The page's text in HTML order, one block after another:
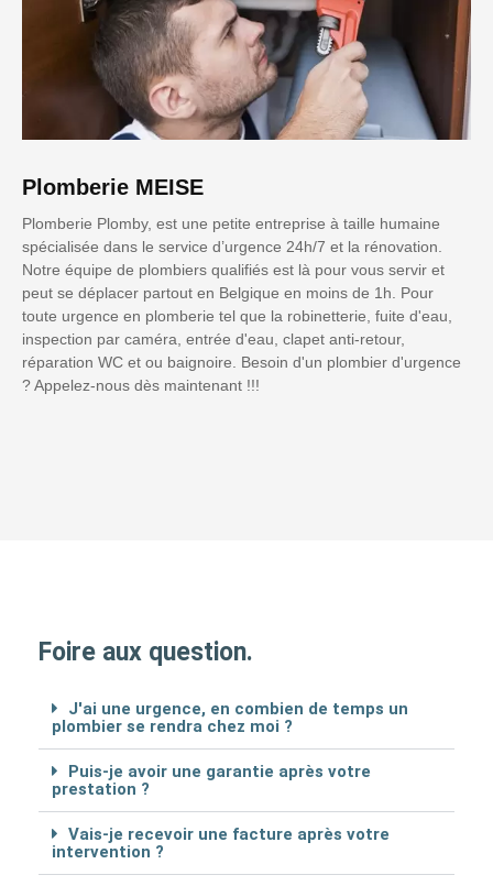
Plomberie MEISE
Plomberie Plomby, est une petite entreprise à taille humaine
spécialisée dans le service d’urgence 24h/7 et la rénovation.
Notre équipe de plombiers qualifiés est là pour vous servir et
peut se déplacer partout en Belgique en moins de 1h. Pour
toute urgence en plomberie tel que la robinetterie, fuite d'eau,
inspection par caméra, entrée d'eau, clapet anti-retour,
réparation WC et ou baignoire. Besoin d'un plombier d'urgence
? Appelez-nous dès maintenant !!!
Foire aux question.
J'ai une urgence, en combien de temps un
plombier se rendra chez moi ?
Puis-je avoir une garantie après votre
prestation ?
Vais-je recevoir une facture après votre
intervention ?